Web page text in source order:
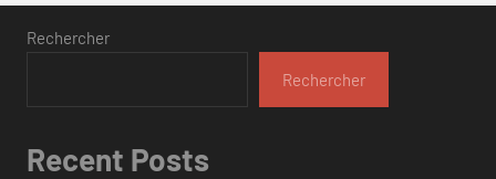
Rechercher
Rechercher
Recent Posts